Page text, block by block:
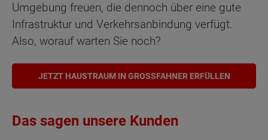
Umgebung freuen, die dennoch über eine gute
Infrastruktur und Verkehrsanbindung verfügt.
Also, worauf warten Sie noch?
JETZT HAUSTRAUM IN GROSSFAHNER ERFÜLLEN
Das sagen unsere Kunden